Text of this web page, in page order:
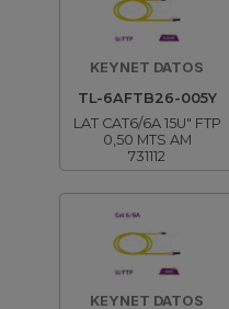
KEYNET DATOS
TL-6AFTB26-005Y
LAT CAT6/6A 15U" FTP
0,50 MTS AM
731112
KEYNET DATOS